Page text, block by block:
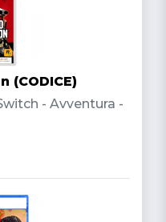
(CODICE)
- Avventura -